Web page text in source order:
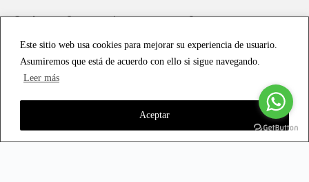
Este sitio web usa cookies para mejorar su experiencia de usuario.
Asumiremos que está de acuerdo con ello si sigue navegando.
Leer más
Aceptar
Scalapay:Compra ahora y paga en 3 cuotas
Scalapay Política Privacidad
Copyright © 2021 all rights reserved - Vialmotor